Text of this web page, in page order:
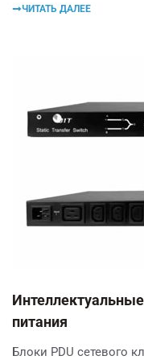
ЧИТАТЬ ДАЛЕЕ
питания
Блоки PDU сетевого